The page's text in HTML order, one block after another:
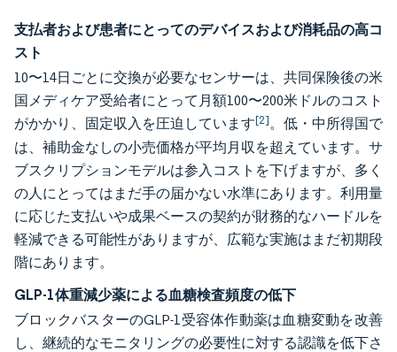
支払者および患者にとってのデバイスおよび消耗品の高コ
スト
10〜14日ごとに交換が必要なセンサーは、共同保険後の米
国メディケア受給者にとって月額100〜200米ドルのコスト
がかかり、固定収入を圧迫しています[2]。低・中所得国で
は、補助金なしの小売価格が平均月収を超えています。サ
ブスクリプションモデルは参入コストを下げますが、多く
の人にとってはまだ手の届かない水準にあります。利用量
に応じた支払いや成果ベースの契約が財務的なハードルを
軽減できる可能性がありますが、広範な実施はまだ初期段
階にあります。
GLP-1体重減少薬による血糖検査頻度の低下
ブロックバスターのGLP-1受容体作動薬は血糖変動を改善
し、継続的なモニタリングの必要性に対する認識を低下さ